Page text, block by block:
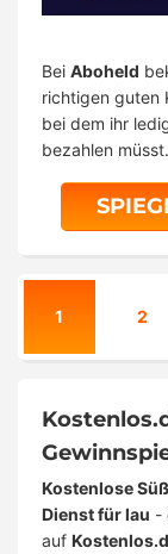
Bei Aboheld
richtigen guten
bei dem ihr
bezahlen
1 2
Kostenlose
Dienst für lau -
auf